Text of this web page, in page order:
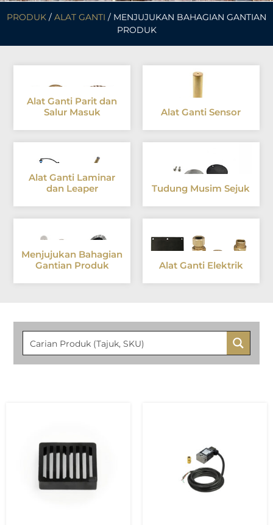
PRODUK / ALAT GANTI / MENJUJUKAN BAHAGIAN GANTIAN
PRODUK
Alat Ganti Parit dan
Salur Masuk
Alat Ganti Sensor
Alat Ganti Laminar
dan Leaper
Tudung Musim Sejuk
Menjujukan Bahagian
Gantian Produk
Alat Ganti Elektrik